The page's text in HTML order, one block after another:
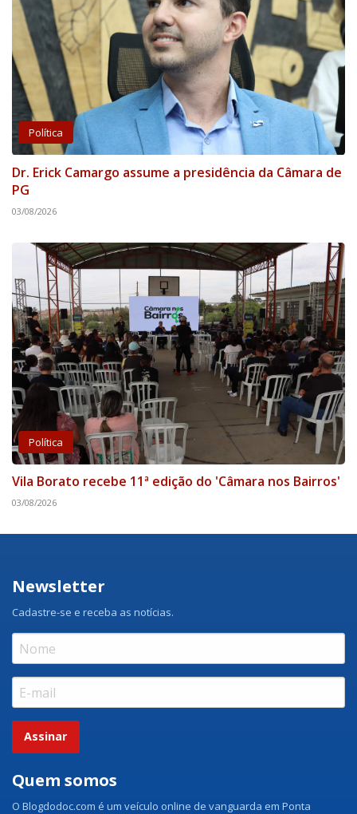
Política
Dr. Erick Camargo assume a presidência da Câmara de
PG
03/08/2026
Política
Vila Borato recebe 11ª edição do 'Câmara nos Bairros'
03/08/2026
Newsletter
Cadastre-se e receba as notícias.
Assinar
Quem somos
O Blogdodoc.com é um veículo online de vanguarda em Ponta